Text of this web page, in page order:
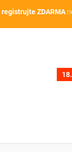
registrujte ZDARMA